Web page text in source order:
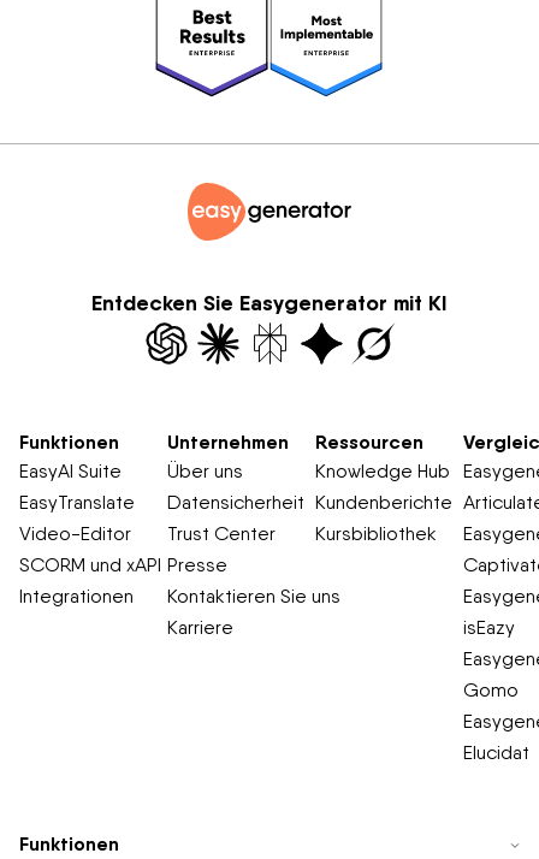
Entdecken Sie Easygenerator mit KI
Funktionen
EasyAI Suite
EasyTranslate
Video-Editor
SCORM und xAPI
Integrationen
Unternehmen
Über uns
Datensicherheit
Trust Center
Presse
Kontaktieren Sie uns
Karriere
Ressourcen
Knowledge Hub
Kundenberichte
Kursbibliothek
isEazy
Gomo
Elucidat
Funktionen